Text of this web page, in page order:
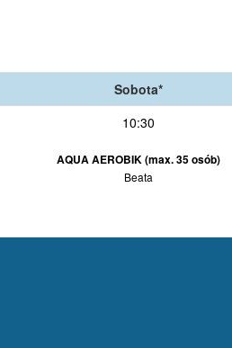
Sobota*
10:30
AQUA AEROBIK (max. 35 osób)
Beata